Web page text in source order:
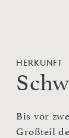
HERKUNFT
Bis vor
Großteil